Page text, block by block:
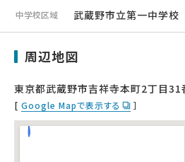
中学校区域 武蔵野市立第一中学校
周辺地図
東京都武蔵野市吉祥寺本町2丁目31
[ Google Mapで表示する ］